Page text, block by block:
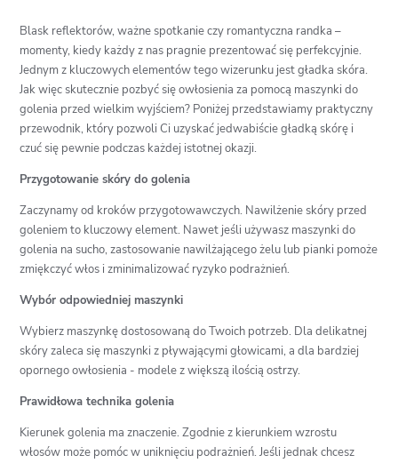
Blask reflektorów, ważne spotkanie czy romantyczna randka –
momenty, kiedy każdy z nas pragnie prezentować się perfekcyjnie.
Jednym z kluczowych elementów tego wizerunku jest gładka skóra.
Jak więc skutecznie pozbyć się owłosienia za pomocą maszynki do
golenia przed wielkim wyjściem? Poniżej przedstawiamy praktyczny
przewodnik, który pozwoli Ci uzyskać jedwabiście gładką skórę i
czuć się pewnie podczas każdej istotnej okazji.
Przygotowanie skóry do golenia
Zaczynamy od kroków przygotowawczych. Nawilżenie skóry przed
goleniem to kluczowy element. Nawet jeśli używasz maszynki do
golenia na sucho, zastosowanie nawilżającego żelu lub pianki pomoże
zmiękczyć włos i zminimalizować ryzyko podrażnień.
Wybór odpowiedniej maszynki
Wybierz maszynkę dostosowaną do Twoich potrzeb. Dla delikatnej
skóry zaleca się maszynki z pływającymi głowicami, a dla bardziej
opornego owłosienia - modele z większą ilością ostrzy.
Prawidłowa technika golenia
Kierunek golenia ma znaczenie. Zgodnie z kierunkiem wzrostu
włosów może pomóc w uniknięciu podrażnień. Jeśli jednak chcesz